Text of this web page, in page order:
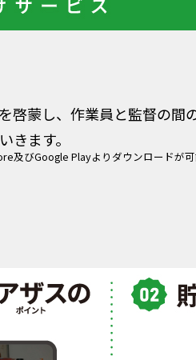
啓蒙し、作業員と監督の間
きます。
びGoogle Playよりダウンロードが可